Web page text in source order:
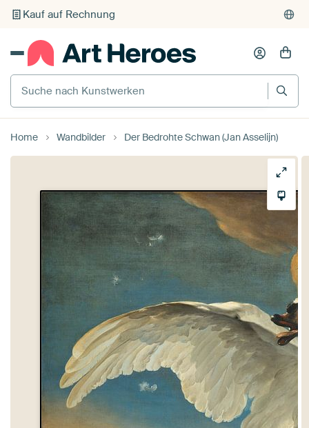
Kauf auf Rechnung
Individueller Druck auf Bestellung
Suche nach Kunstwerken
Home Wandbilder Der Bedrohte Schwan (Jan Asselijn)